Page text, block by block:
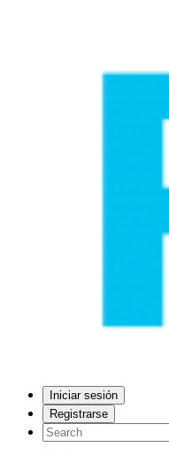
Iniciar sesión
Registrarse